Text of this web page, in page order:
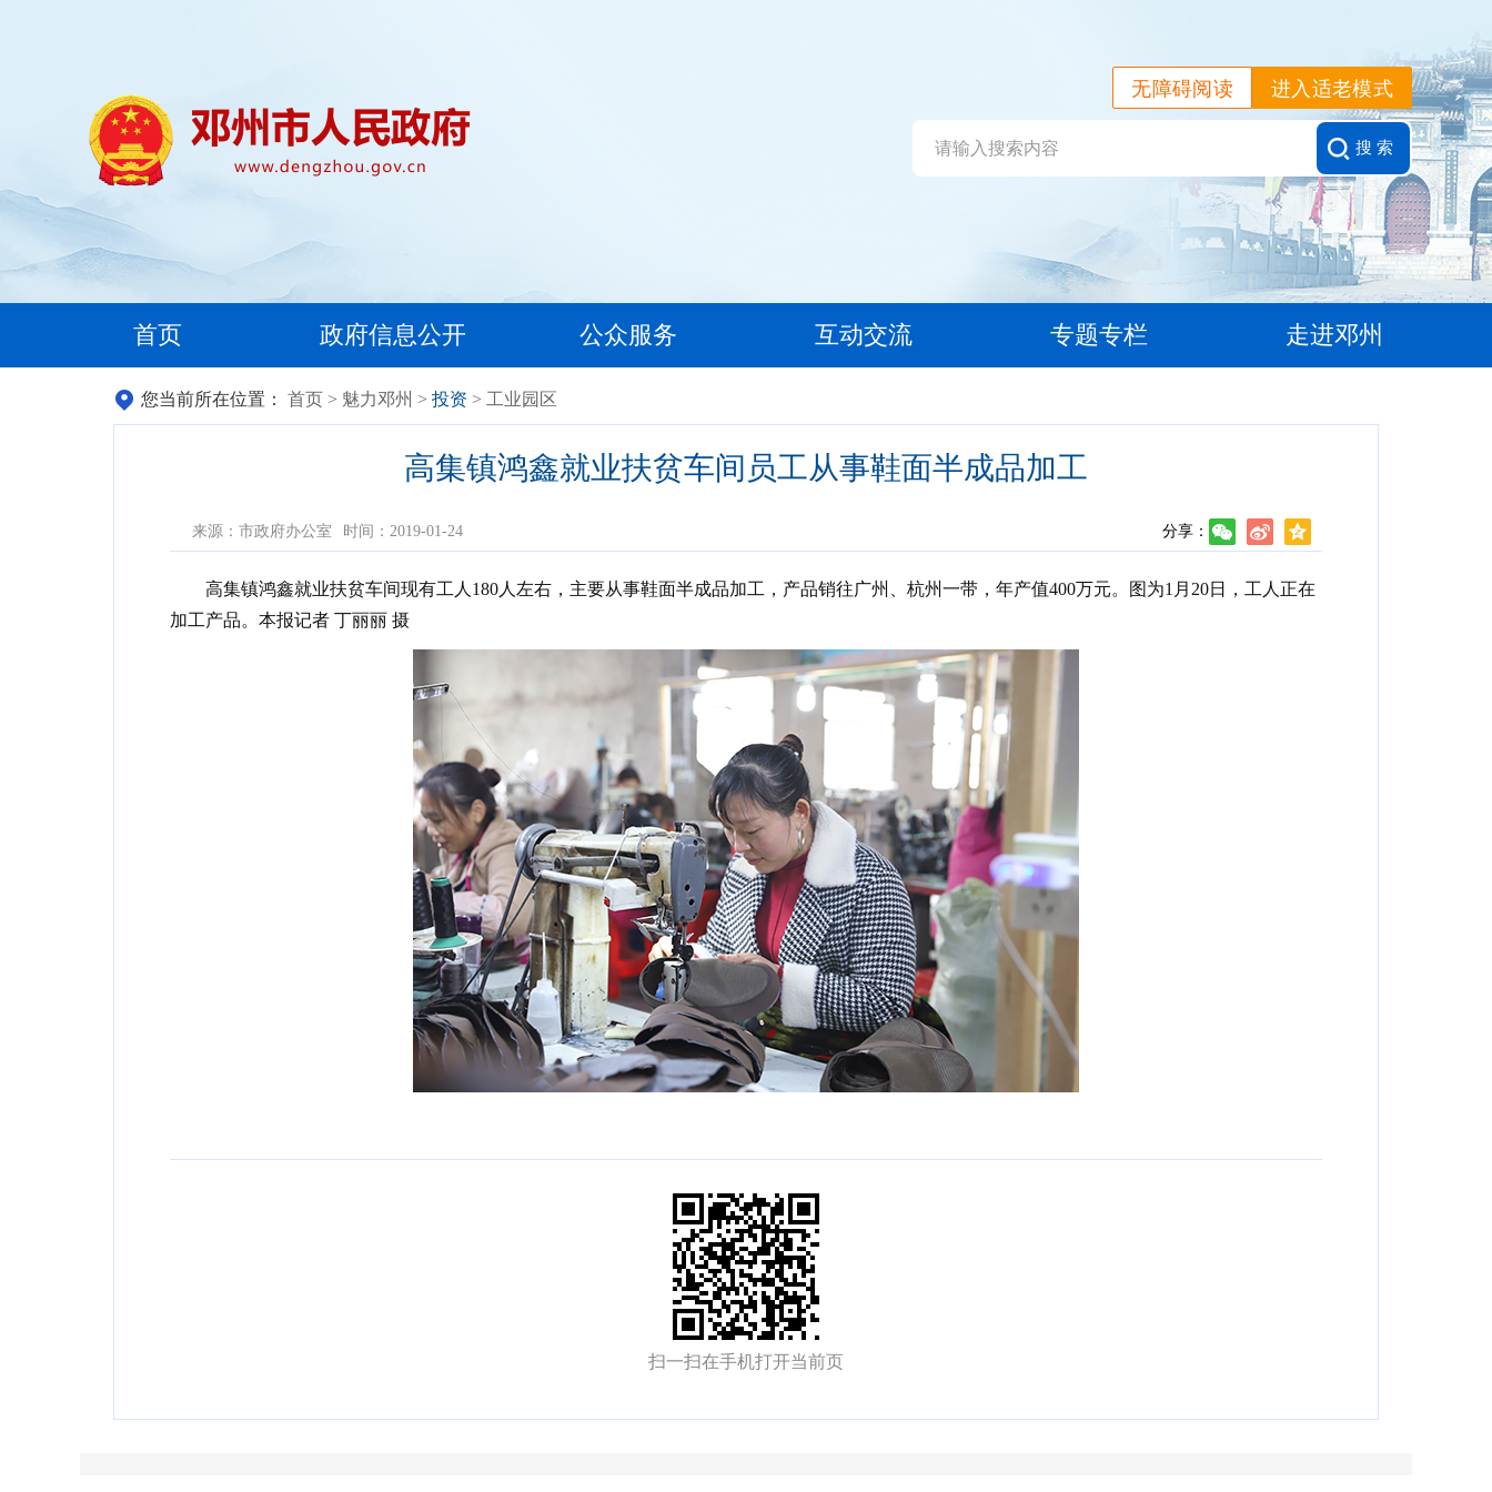
进入适老模式
无障碍阅读
搜 索
首页 政府信息公开 公众服务 互动交流 专题专栏 走进邓州
您当前所在位置： 首页 > 魅力邓州 > 投资 > 工业园区
高集镇鸿鑫就业扶贫车间员工从事鞋面半成品加工
来源：市政府办公室 时间：2019-01-24 分享：
高集镇鸿鑫就业扶贫车间现有工人180人左右，主要从事鞋面半成品加工，产品销往广州、杭州一带，年产值400万元。图为1月20日，工人正在
加工产品。本报记者 丁丽丽 摄
扫一扫在手机打开当前页